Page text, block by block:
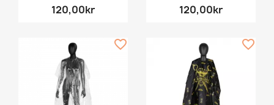
120,00kr 120,00kr
favorite_border favorite_border